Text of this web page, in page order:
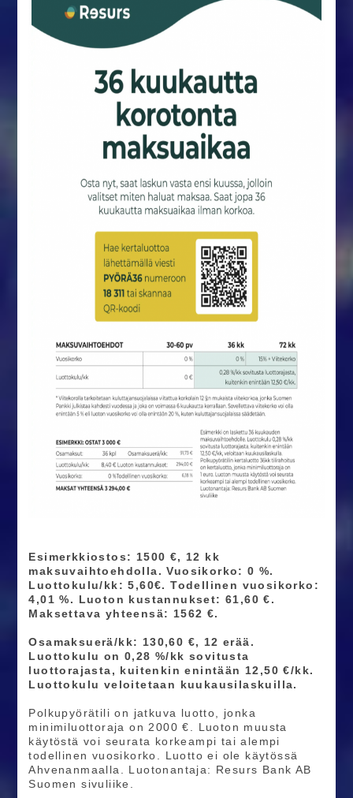
Esimerkkiostos: 1500 €, 12 kk
maksuvaihtoehdolla. Vuosikorko: 0 %.
Luottokulu/kk: 5,60€. Todellinen vuosikorko:
4,01 %. Luoton kustannukset: 61,60 €.
Maksettava yhteensä: 1562 €.
Osamaksuerä/kk: 130,60 €, 12 erää.
Luottokulu on 0,28 %/kk sovitusta
luottorajasta, kuitenkin enintään 12,50 €/kk.
Luottokulu veloitetaan kuukausilaskuilla.
Polkupyörätili on jatkuva luotto, jonka
minimiluottoraja on 2000 €. Luoton muusta
käytöstä voi seurata korkeampi tai alempi
todellinen vuosikorko. Luotto ei ole käytössä
Ahvenanmaalla. Luotonantaja: Resurs Bank AB
Suomen sivuliike.